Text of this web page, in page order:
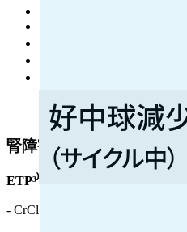
腎機能 : SCre<2mg/dLま
AST/ALT<3xULN (ミト
まで許容)
腎障害患者に対する用量調
ETP³⁾ :
- CrCl 10–50mL/min : 75%用量に